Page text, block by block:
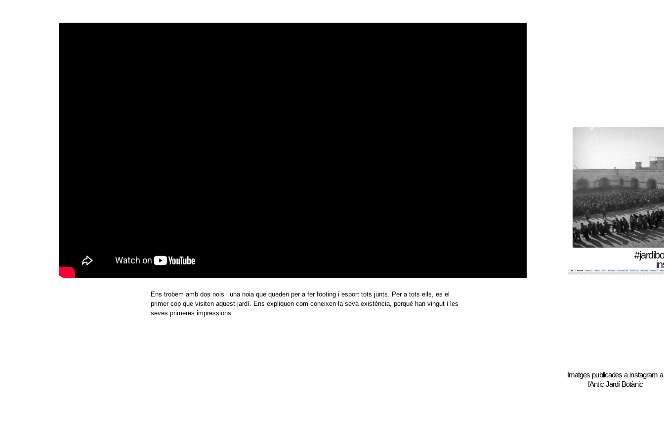
Ens trobem amb dos nois i una noia que queden per a fer footing i esport tots junts. Per a tots ells, es el
primer cop que visiten aquest jardí. Ens expliquen com coneixen la seva existéncia, perquè han vingut i les
seves primeres impressions.
Imatges publicades a instagram a
l'Antic Jardí Botànic